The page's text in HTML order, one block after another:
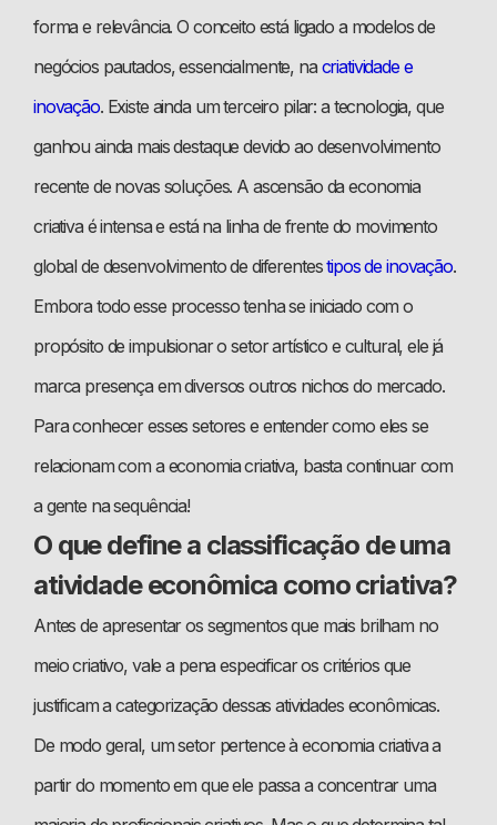
forma e relevância. O conceito está ligado a modelos de
negócios pautados, essencialmente, na criatividade e
inovação. Existe ainda um terceiro pilar: a tecnologia, que
ganhou ainda mais destaque devido ao desenvolvimento
recente de novas soluções. A ascensão da economia
criativa é intensa e está na linha de frente do movimento
global de desenvolvimento de diferentestipos de inovação.
Embora todo esse processo tenha se iniciado com o
propósito de impulsionar o setor artístico e cultural, ele já
marca presença em diversos outros nichos do mercado.
Para conhecer esses setores e entender como eles se
relacionam com a economia criativa, basta continuar com
a gente na sequência!
O que define a classificação de uma
atividade econômica como criativa?
Antes de apresentar os segmentos que mais brilham no
meio criativo, vale a pena especificar os critérios que
justificam a categorização dessas atividades econômicas.
De modo geral, um setor pertence à economia criativa a
partir do momento em que ele passa a concentrar uma